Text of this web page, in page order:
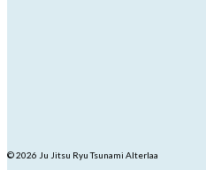
© 2026 Ju Jitsu Ryu Tsunami Alterlaa